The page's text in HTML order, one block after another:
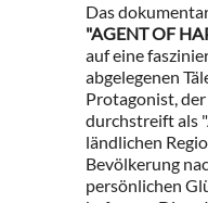
Das
"AGENT OF
auf eine
abgelegenen
Protagonist,
durchstreift als
ländlichen
Bevölkerung
persönlichen